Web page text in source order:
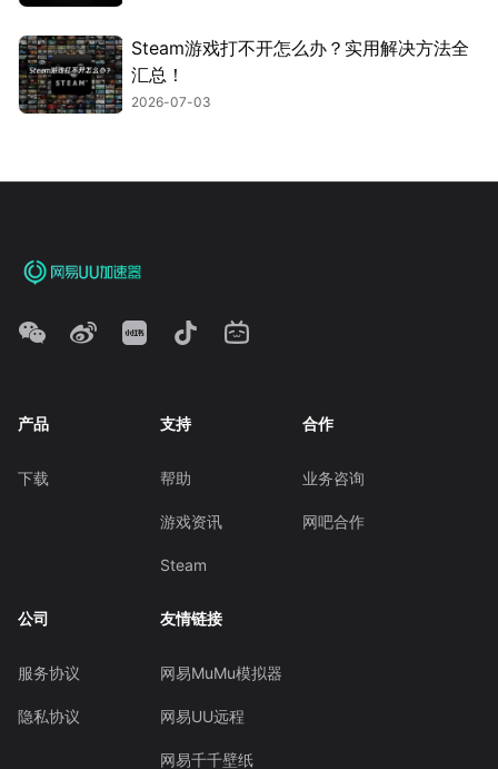
Steam游戏打不开怎么办？实用解决方法全
汇总！
2026-07-03
产品
下载
支持
帮助
游戏资讯
Steam
合作
业务咨询
网吧合作
公司
服务协议
隐私协议
友情链接
网易MuMu模拟器
网易UU远程
网易千千壁纸